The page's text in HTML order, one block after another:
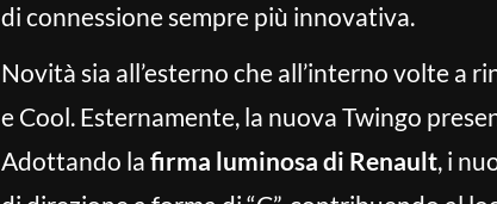
di connessione sempre più innovativa.
Novità sia all’esterno che all’interno volte a
e Cool. Esternamente, la nuova Twingo
Adottando la firma luminosa di Renault, i